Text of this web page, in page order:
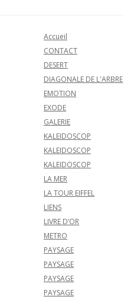
Accueil
CONTACT
DESERT
DIAGONALE DE L'ARBRE
EMOTION
EXODE
GALERIE
KALEIDOSCOP
KALEIDOSCOP
KALEIDOSCOP
LA MER
LA TOUR EIFFEL
LIENS
LIVRE D’OR
METRO
PAYSAGE
PAYSAGE
PAYSAGE
PAYSAGE